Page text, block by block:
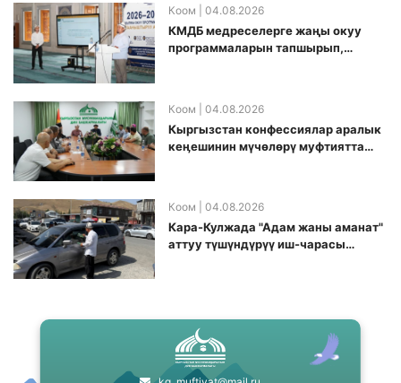
Коом | 04.08.2026
КМДБ медреселерге жаңы окуу
программаларын тапшырып,
Коом | 04.08.2026
Кыргызстан конфессиялар аралык
кеӊешинин мүчөлөрү муфтиятта
Коом | 04.08.2026
Кара-Кулжада "Адам жаны аманат"
аттуу түшүндүрүү иш-чарасы